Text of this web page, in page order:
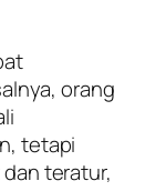
orang
tetapi
teratur,